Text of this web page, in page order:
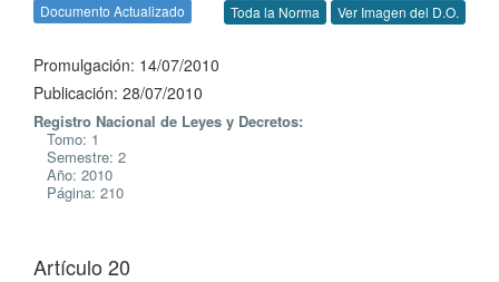
Documento Actualizado Toda la Norma Ver Imagen del D.O.
Promulgación: 14/07/2010
Publicación: 28/07/2010
Registro Nacional de Leyes y Decretos:
Tomo: 1
Semestre: 2
Año: 2010
Página: 210
Artículo 20